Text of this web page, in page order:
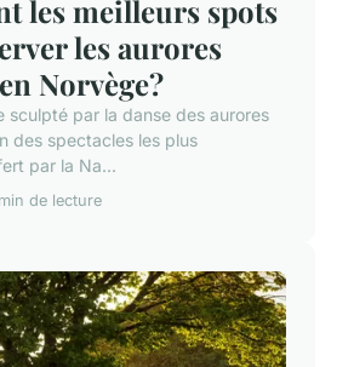
les meilleurs spots
les aurores
Norvège?
sculpté par la danse des aurores
des spectacles les plus
par la Na...
de lecture